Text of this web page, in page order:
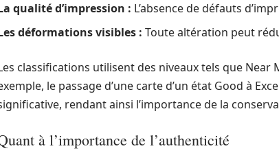
qualité d’impression : L’absence de défauts
déformations visibles : Toute altération peut
classifications utilisent des niveaux tels que
le passage d’une carte d’un état Good à
rendant ainsi l’importance de la
à l’importance de l’authenticité